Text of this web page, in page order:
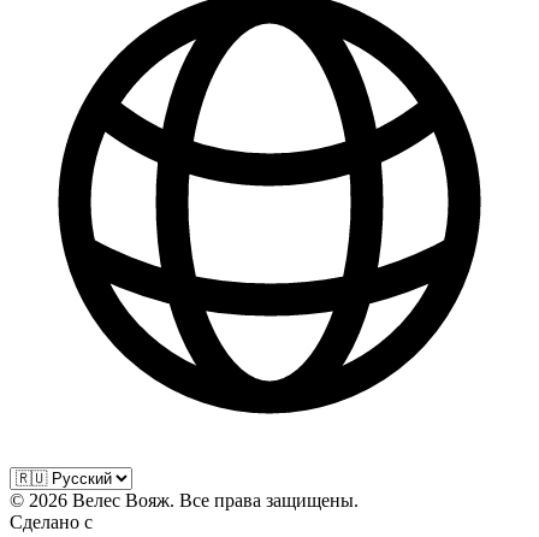
© 2026 Велес Вояж. Все права защищены.
Сделано с